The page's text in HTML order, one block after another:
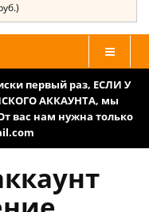
первый раз, ЕСЛИ У
АККАУНТА, мы
вас нам нужна только